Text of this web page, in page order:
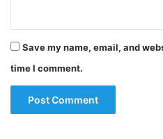
Save my name, email, and
time I comment.